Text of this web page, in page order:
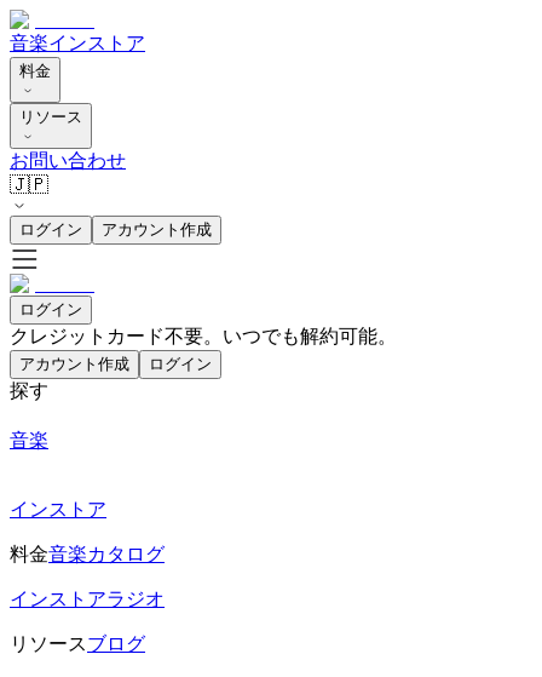
音楽インストア
料金
リソース
お問い合わせ
🇯🇵
ログイン アカウント作成
ログイン
クレジットカード不要。いつでも解約可能。
アカウント作成 ログイン
探す
音楽
インストア
料金音楽カタログ
インストアラジオ
リソースブログ